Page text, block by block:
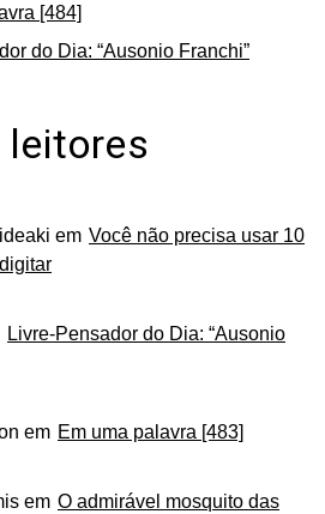
[484]
do Dia: “Ausonio Franchi”
leitores
em Você não precisa usar 10
Livre-Pensador do Dia: “Ausonio
em Em uma palavra [483]
em O admirável mosquito das